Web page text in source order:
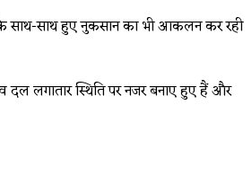
के साथ-साथ हुए नुकसान का भी आकलन कर रही
लगातार स्थिति पर नजर बनाए हुए हैं और